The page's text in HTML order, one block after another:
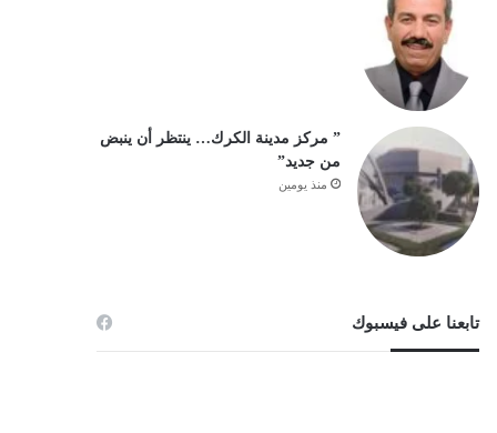
” مركز مدينة الكرك… ينتظر أن ينبض
من جديد”
منذ يومين
تابعنا على فيسبوك